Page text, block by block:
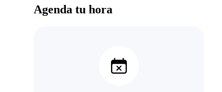
Agenda tu hora